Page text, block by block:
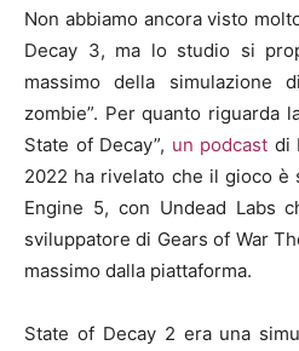
Non abbiamo ancora visto
Decay 3, ma lo studio si
massimo della simulazione
zombie”. Per quanto riguarda
State of Decay”, un podcast di
2022 ha rivelato che il gioco è
Engine 5, con Undead Labs
sviluppatore di Gears of War
massimo dalla piattaforma.
State of Decay 2 era una